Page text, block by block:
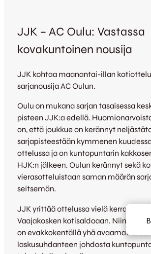
JJK – AC Oulu: Vastassa
kovakuntoinen nousija
JJK kohtaa maanantai-illan
sarjanousija AC Oulun.
Oulu on mukana sarjan tasaisessa
pisteen JJK:a edellä.
on, että joukkue on kerännyt
sarjapisteestään kymmenen
ottelussa ja on kuntopuntarin
HJK:n jälkeen. Oulun kerännyt sekä
vierasotteluistaan saman määrän
seitsemän.
JJK yrittää ottelussa vielä kerran
Vaajakosken kotisaldoaan. Niin maali-
on evakkokentällä yhä avaamatta. JJK
laskusuhdanteen johdosta